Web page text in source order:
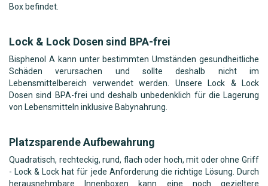
Box befindet.
Lock & Lock Dosen sind BPA-frei
Bisphenol A kann unter bestimmten Umständen gesundheitliche
Schäden verursachen und sollte deshalb nicht im
Lebensmittelbereich verwendet werden. Unsere Lock & Lock
Dosen sind BPA-frei und deshalb unbedenklich für die Lagerung
von Lebensmitteln inklusive Babynahrung.
Platzsparende Aufbewahrung
Quadratisch, rechteckig, rund, flach oder hoch, mit oder ohne Griff
- Lock & Lock hat für jede Anforderung die richtige Lösung. Durch
herausnehmbare Innenboxen kann eine noch gezieltere